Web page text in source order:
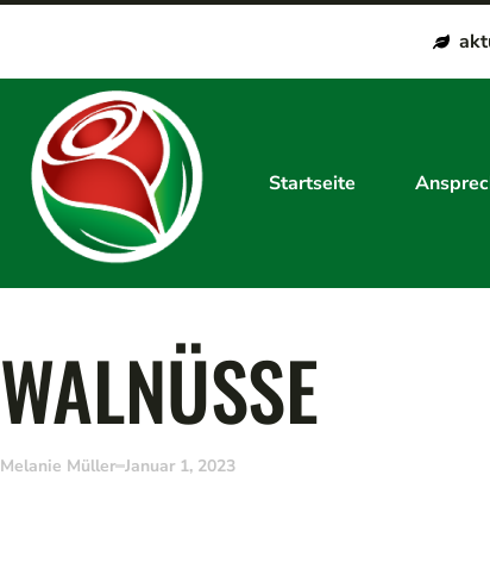
Startseite
WALNÜSSE
Melanie Müller Januar 1, 2023